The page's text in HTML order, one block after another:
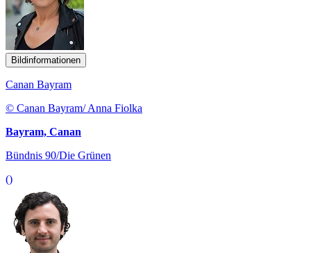
Bildinformationen
Canan Bayram
© Canan Bayram/ Anna Fiolka
Bayram, Canan
Bündnis 90/Die Grünen
()